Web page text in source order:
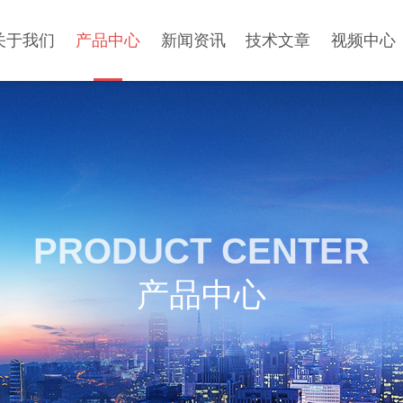
于我们 产品中心 新闻资讯 技术文章 视频中心
PRODUCT CENTER
产品中心